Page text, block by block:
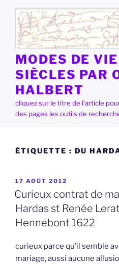
contenu
principal
MODES DE
SIÈCLES PAR
HALBERT
cliquez sur le titre de l'article
des pages les outils de
ÉTIQUETTE : DU
PUBLIÉ
LE
17 AOÛT 2012
Curieux contrat de
Hardas st Renée
Hennebont 1622
curieux parce qu’il semble
mariage, aussi aucune